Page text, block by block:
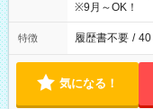
※9月～OK！
特徴 履歴書不要 / 40
気になる！